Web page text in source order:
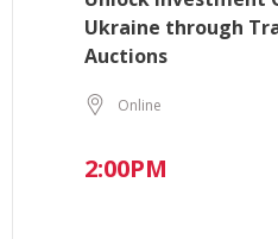
Ukraine through
Auctions
Online
2:00PM